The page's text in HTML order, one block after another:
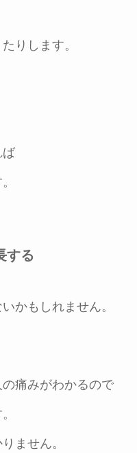
りします。
ば
する
かもしれません。
痛みがわかるので
ません。